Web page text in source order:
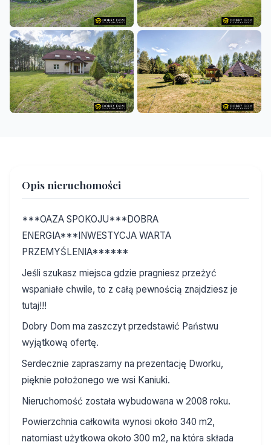
Opis nieruchomości
***OAZA SPOKOJU***DOBRA
ENERGIA***INWESTYCJA WARTA
PRZEMYŚLENIA******
Jeśli szukasz miejsca gdzie pragniesz przeżyć
wspaniałe chwile, to z całą pewnością znajdziesz je
tutaj!!!
Dobry Dom ma zaszczyt przedstawić Państwu
wyjątkową ofertę.
Serdecznie zapraszamy na prezentację Dworku,
pięknie położonego we wsi Kaniuki.
Nieruchomość została wybudowana w 2008 roku.
Powierzchnia całkowita wynosi około 340 m2,
natomiast użytkowa około 300 m2, na która składa